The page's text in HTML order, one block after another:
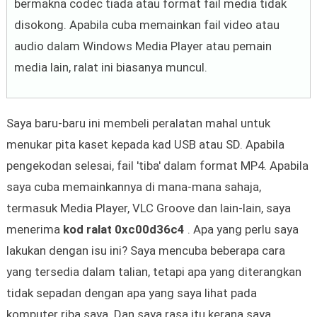
bermakna codec tiada atau format fail media tidak
disokong. Apabila cuba memainkan fail video atau
audio dalam Windows Media Player atau pemain
media lain, ralat ini biasanya muncul.
Saya baru-baru ini membeli peralatan mahal untuk
menukar pita kaset kepada kad USB atau SD. Apabila
pengekodan selesai, fail 'tiba' dalam format MP4. Apabila
saya cuba memainkannya di mana-mana sahaja,
termasuk Media Player, VLC Groove dan lain-lain, saya
menerima kod ralat 0xc00d36c4 . Apa yang perlu saya
lakukan dengan isu ini? Saya mencuba beberapa cara
yang tersedia dalam talian, tetapi apa yang diterangkan
tidak sepadan dengan apa yang saya lihat pada
komputer riba saya. Dan saya rasa itu kerana saya